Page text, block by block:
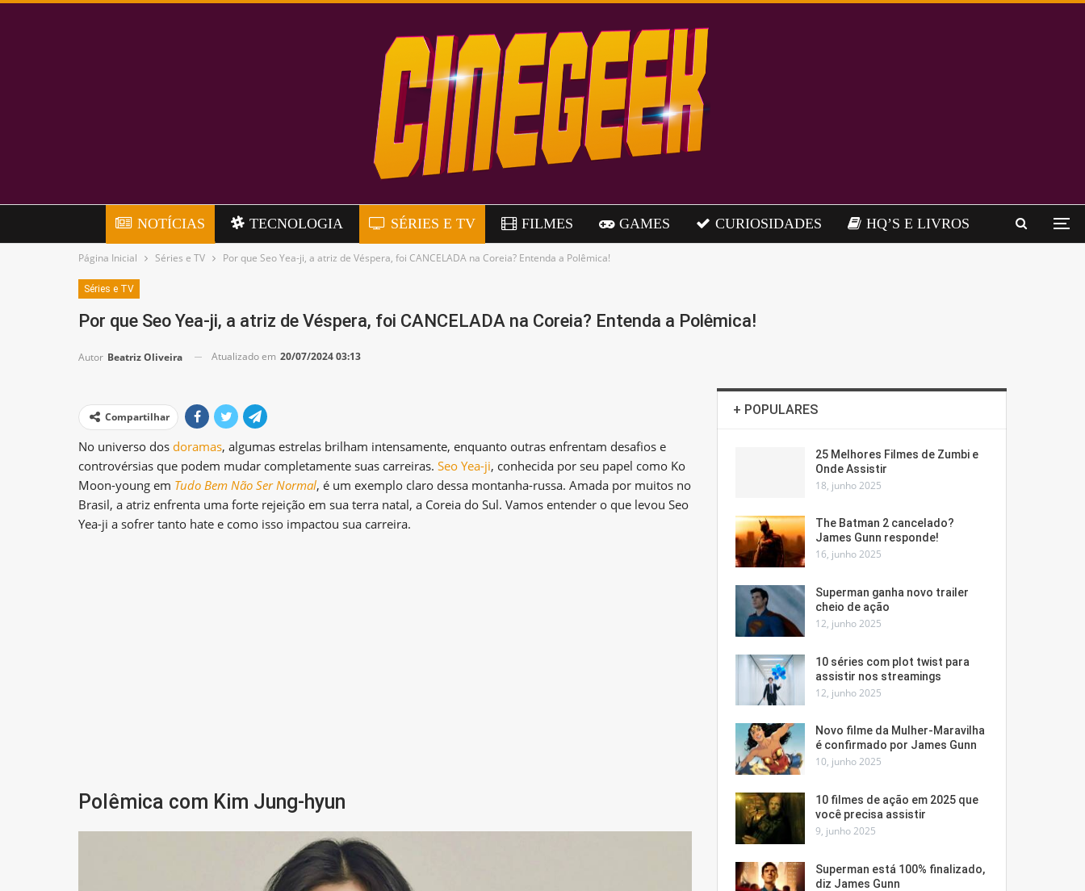
NOTÍCIAS TECNOLOGIA SÉRIES E TV FILMES GAMES CURIOSIDADES HQ’S E LIVROS
Página Inicial Séries e TV Por que Seo Yea-ji, a atriz de Véspera, foi CANCELADA na Coreia? Entenda a Polêmica!
Séries e TV
Por que Seo Yea-ji, a atriz de Véspera, foi CANCELADA na Coreia? Entenda a Polêmica!
Autor Beatriz Oliveira Atualizado em 20/07/2024 03:13
Compartilhar
No universo dos doramas, algumas estrelas brilham intensamente, enquanto outras enfrentam desafios e
controvérsias que podem mudar completamente suas carreiras. Seo Yea-ji, conhecida por seu papel como Ko
Moon-young em Tudo Bem Não Ser Normal, é um exemplo claro dessa montanha-russa. Amada por muitos no
Brasil, a atriz enfrenta uma forte rejeição em sua terra natal, a Coreia do Sul. Vamos entender o que levou Seo
Yea-ji a sofrer tanto hate e como isso impactou sua carreira.
Polêmica com Kim Jung-hyun
+ POPULARES
25 Melhores Filmes de Zumbi e
Onde Assistir
18, junho 2025
The Batman 2 cancelado?
James Gunn responde!
16, junho 2025
Superman ganha novo trailer
cheio de ação
12, junho 2025
10 séries com plot twist para
assistir nos streamings
12, junho 2025
Novo filme da Mulher-Maravilha
é confirmado por James Gunn
10, junho 2025
10 filmes de ação em 2025 que
você precisa assistir
9, junho 2025
Superman está 100% finalizado,
diz James Gunn